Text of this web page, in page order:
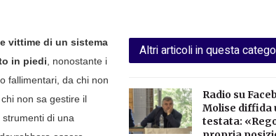
Altri articoli in questa
Radio su
Molise diffida
testata:
vittime di un sistema
in piedi, nonostante i
fallimentari, da chi non
non sa gestire il
di una